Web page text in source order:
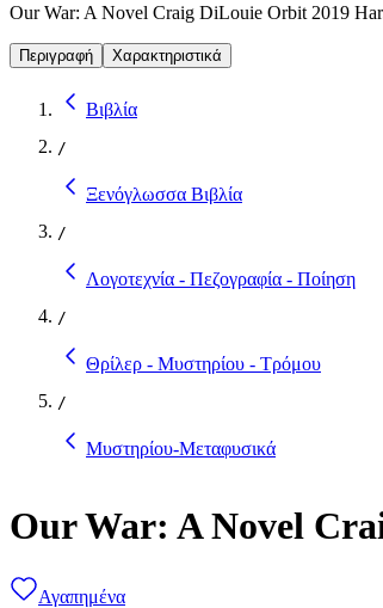
Our War: A Novel Craig DiLouie Orbit 2019
Περιγραφή Χαρακτηριστικά
Βιβλία
/
Ξενόγλωσσα Βιβλία
/
Λογοτεχνία - Πεζογραφία - Ποίηση
/
Θρίλερ - Μυστηρίου - Τρόμου
/
Μυστηρίου-Μεταφυσικά
Our War: A Novel
Αγαπημένα